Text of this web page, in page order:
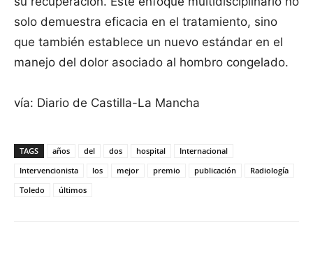
solo demuestra eficacia en el tratamiento, sino
que también establece un nuevo estándar en el
manejo del dolor asociado al hombro congelado.
vía: Diario de Castilla-La Mancha
TAGS años del dos hospital
Internacional
Intervencionista
los mejor premio publicación
Radiología
Toledo
últimos